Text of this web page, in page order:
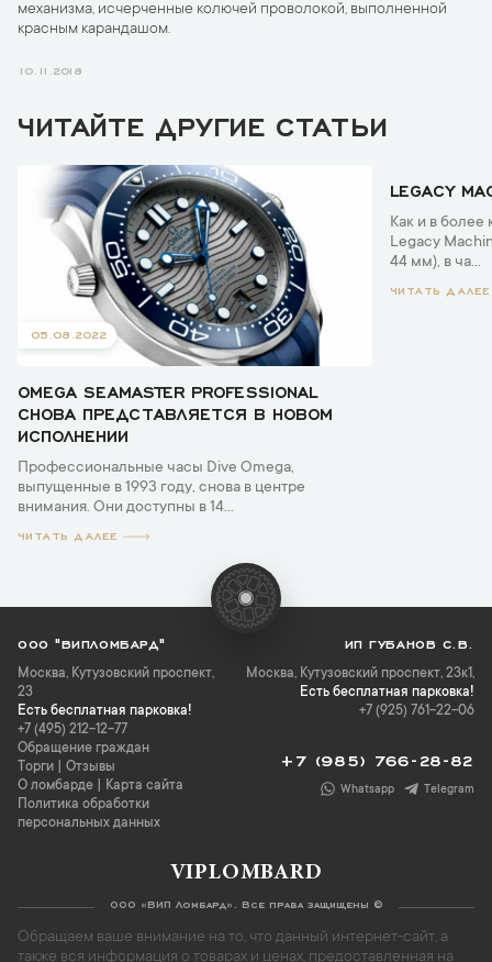
механизма, исчерченные колючей проволокой, выполненной
красным карандашом.
10.11.2018
ЧИТАЙТЕ ДРУГИЕ СТАТЬИ
05.08.2022
OMEGA SEAMASTER PROFESSIONAL
СНОВА ПРЕДСТАВЛЯЕТСЯ В НОВОМ
ИСПОЛНЕНИИ
Профессиональные часы Dive Omega,
выпущенные в 1993 году, снова в центре
внимания. Они доступны в 14...
ЧИТАТЬ ДАЛЕЕ
LEGACY
Как и в более
Legacy
44 мм), в ча...
ЧИТАТЬ ДАЛЕЕ
ООО "ВИПЛОМБАРД"
Москва, Кутузовский проспект,
23
Есть бесплатная парковка!
+7 (495) 212-12-77
Обращение граждан
Торги
Отзывы
О ломбарде
Карта сайта
Политика обработки
персональных данных
ИП ГУБАНОВ С.В.
Москва, Кутузовский проспект, 23к1,
Есть бесплатная парковка!
+7 (925) 761-22-06
+7 (985) 766-28-82
Whatsapp Telegram
VIPLOMBARD
ООО «ВИП Ломбард». Все права защищены ©
Обращаем ваше внимание на то, что данный интернет-сайт, а
также вся информация о товарах и ценах, предоставленная на